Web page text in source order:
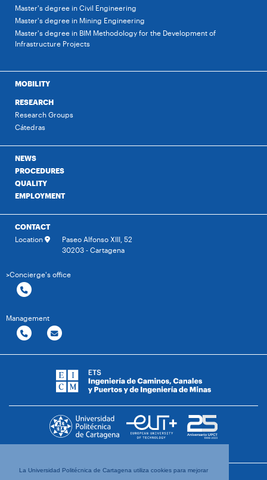
La Universidad Politécnica de Cartagena utiliza cookies para mejorar
Master's degree in Civil Engineering
Master's degree in Mining Engineering
Master's degree in BIM Methodology for the Development of
Infrastructure Projects
MOBILITY
RESEARCH
Research Groups
Cátedras
NEWS
PROCEDURES
QUALITY
EMPLOYMENT
CONTACT
Location
Paseo Alfonso XIII, 52
30203 - Cartagena
>Concierge's office
Management